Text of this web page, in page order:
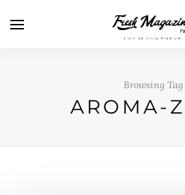
Browsing Tag
AROMA-